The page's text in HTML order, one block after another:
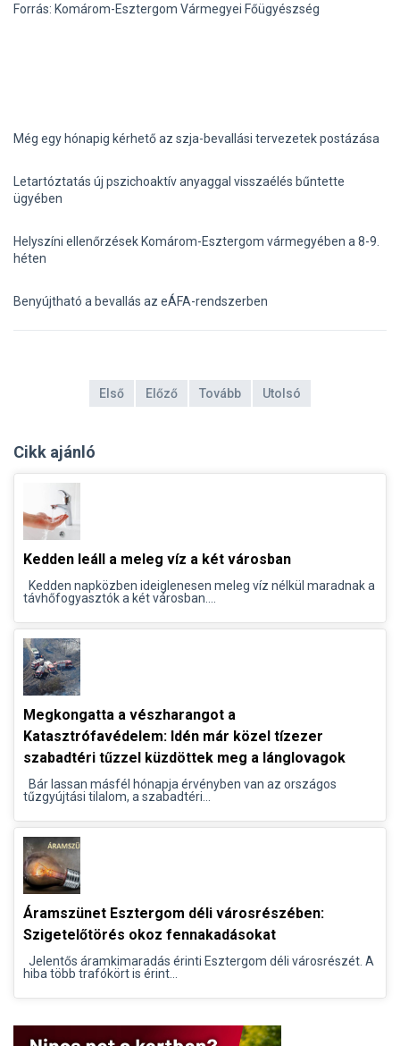
Forrás: Komárom-Esztergom Vármegyei Főügyészség
Még egy hónapig kérhető az szja-bevallási tervezetek postázása
Letartóztatás új pszichoaktív anyaggal visszaélés bűntette
ügyében
Helyszíni ellenőrzések Komárom-Esztergom vármegyében a 8-9.
héten
Benyújtható a bevallás az eÁFA-rendszerben
Első Előző Tovább Utolsó
Cikk ajánló
Kedden leáll a meleg víz a két városban
Kedden napközben ideiglenesen meleg víz nélkül maradnak a
távhőfogyasztók a két városban....
Megkongatta a vészharangot a
Katasztrófavédelem: Idén már közel tízezer
szabadtéri tűzzel küzdöttek meg a lánglovagok
Bár lassan másfél hónapja érvényben van az országos
tűzgyújtási tilalom, a szabadtéri...
Áramszünet Esztergom déli városrészében:
Szigetelőtörés okoz fennakadásokat
Jelentős áramkimaradás érinti Esztergom déli városrészét. A
hiba több trafókört is érint...